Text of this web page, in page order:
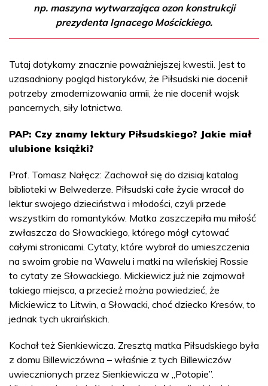
np. maszyna wytwarzająca ozon konstrukcji
prezydenta Ignacego Mościckiego.
Tutaj dotykamy znacznie poważniejszej kwestii. Jest to
uzasadniony pogląd historyków, że Piłsudski nie docenił
potrzeby zmodernizowania armii, że nie docenił wojsk
pancernych, siły lotnictwa.
PAP: Czy znamy lektury Piłsudskiego? Jakie miał
ulubione książki?
Prof. Tomasz Nałęcz: Zachował się do dzisiaj katalog
biblioteki w Belwederze. Piłsudski całe życie wracał do
lektur swojego dzieciństwa i młodości, czyli przede
wszystkim do romantyków. Matka zaszczepiła mu miłość
zwłaszcza do Słowackiego, którego mógł cytować
całymi stronicami. Cytaty, które wybrał do umieszczenia
na swoim grobie na Wawelu i matki na wileńskiej Rossie
to cytaty ze Słowackiego. Mickiewicz już nie zajmował
takiego miejsca, a przecież można powiedzieć, że
Mickiewicz to Litwin, a Słowacki, choć dziecko Kresów, to
jednak tych ukraińskich.
Kochał też Sienkiewicza. Zresztą matka Piłsudskiego była
z domu Billewiczówna – właśnie z tych Billewiczów
uwiecznionych przez Sienkiewicza w „Potopie”.